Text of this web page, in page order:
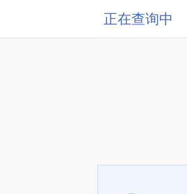
正在查询中